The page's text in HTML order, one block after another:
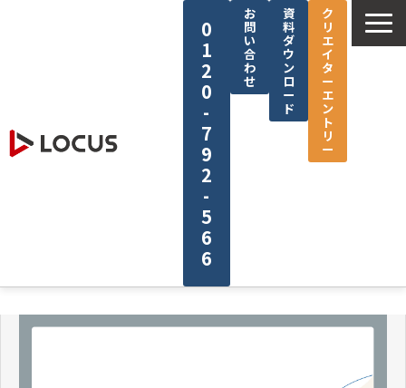
0
1
2
0
-
7
9
2
-
5
6
6
お
問
い
合
わ
せ
資
料
ダ
ウ
ン
ロ
ー
ド
ク
リ
エ
イ
タ
ー
エ
ン
ト
リ
ー